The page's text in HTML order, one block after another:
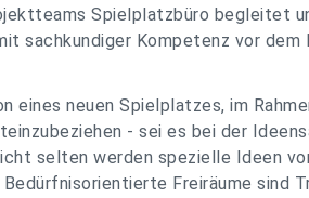
Spielplatzbüro begleitet
sachkundiger Kompetenz vor dem
neuen Spielplatzes, im
- sei es bei der
selten werden spezielle Ideen
Freiräume sind